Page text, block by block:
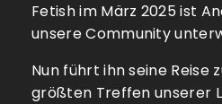
Fetish im März 2025 ist
unsere Community
Nun führt ihn seine Reise
größten Treffen unserer